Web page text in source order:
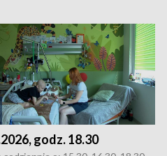
godz. 18.30